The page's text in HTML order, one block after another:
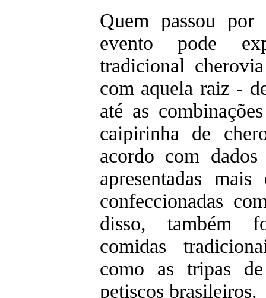
Quem passou
evento pode
tradicional
com aquela raiz -
até as
caipirinha de
acordo com
apresentadas
confeccionadas
disso, também
comidas
como as tripas
petiscos brasileiros.